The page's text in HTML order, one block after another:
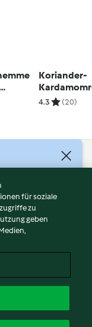
Koriander-
verlorenen
4.3 (20)
für soziale
zu
geben